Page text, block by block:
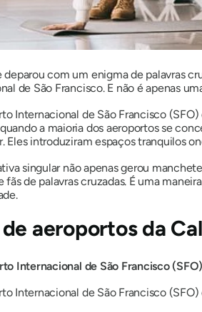
deparou com um enigma de palavras
de São Francisco. E não é apenas
Internacional de São Francisco
a maioria dos aeroportos se
Eles introduziram espaços tranquilos
singular não apenas gerou
fãs de palavras cruzadas. É uma
aeroportos da
Internacional de São Francisco (SFO)
Internacional de São Francisco